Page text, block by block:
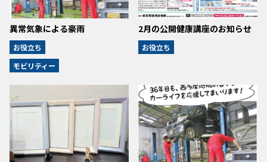
異常気象による豪雨
お役立ち
モビリティー
2月の公開健康講座のお知らせ
お役立ち